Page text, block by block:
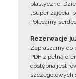
plastyczne.
„Super zajęcia,
Polecamy
Rezerwacje
Zapraszamy do
PDF z pełną
dostępna jest
szczegółowych